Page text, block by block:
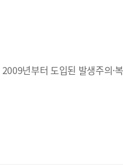
년부터 도입된 발생주의